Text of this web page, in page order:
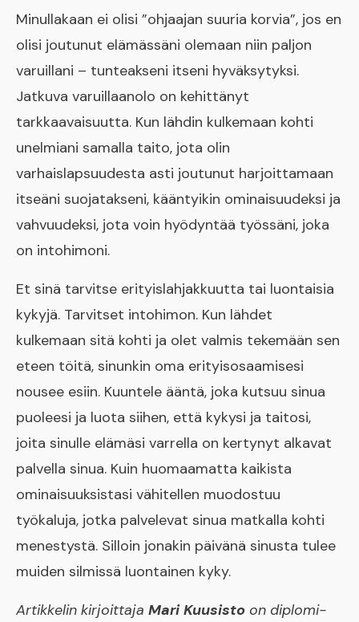
Minullakaan ei olisi ”ohjaajan suuria korvia”, jos en
olisi joutunut elämässäni olemaan niin paljon
varuillani – tunteakseni itseni hyväksytyksi.
Jatkuva varuillaanolo on kehittänyt
tarkkaavaisuutta. Kun lähdin kulkemaan kohti
unelmiani samalla taito, jota olin
varhaislapsuudesta asti joutunut harjoittamaan
itseäni suojatakseni, kääntyikin ominaisuudeksi ja
vahvuudeksi, jota voin hyödyntää työssäni, joka
on intohimoni.
Et sinä tarvitse erityislahjakkuutta tai luontaisia
kykyjä. Tarvitset intohimon. Kun lähdet
kulkemaan sitä kohti ja olet valmis tekemään sen
eteen töitä, sinunkin oma erityisosaamisesi
nousee esiin. Kuuntele ääntä, joka kutsuu sinua
puoleesi ja luota siihen, että kykysi ja taitosi,
joita sinulle elämäsi varrella on kertynyt alkavat
palvella sinua. Kuin huomaamatta kaikista
ominaisuuksistasi vähitellen muodostuu
työkaluja, jotka palvelevat sinua matkalla kohti
menestystä. Silloin jonakin päivänä sinusta tulee
muiden silmissä luontainen kyky.
Artikkelin kirjoittaja Mari Kuusisto on diplomi-